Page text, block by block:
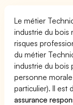
Le métier
industrie du bois
risques
du métier
industrie du bois
personne
particulier). Il est
assurance